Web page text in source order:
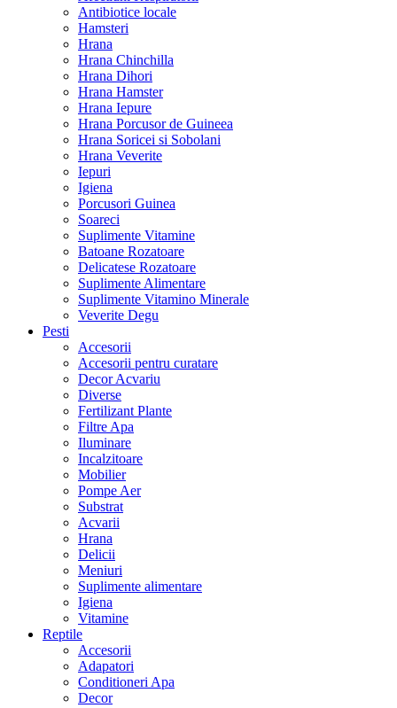
Antibiotice locale
Hamsteri
Hrana
Hrana Chinchilla
Hrana Dihori
Hrana Hamster
Hrana Iepure
Hrana Porcusor de Guineea
Hrana Soricei si Sobolani
Hrana Veverite
Iepuri
Igiena
Porcusori Guinea
Soareci
Suplimente Vitamine
Batoane Rozatoare
Delicatese Rozatoare
Suplimente Alimentare
Suplimente Vitamino Minerale
Veverite Degu
Pesti
Accesorii
Accesorii pentru curatare
Decor Acvariu
Diverse
Fertilizant Plante
Filtre Apa
Iluminare
Incalzitoare
Mobilier
Pompe Aer
Substrat
Acvarii
Hrana
Delicii
Meniuri
Suplimente alimentare
Igiena
Vitamine
Reptile
Accesorii
Adapatori
Conditioneri Apa
Decor